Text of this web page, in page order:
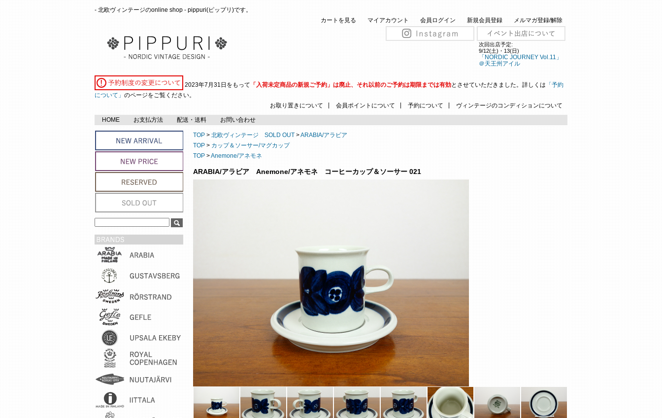
- 北欧ヴィンテージのonline shop - pippuri(ピップリ)です。
カートを見る
マイアカウント 会員ログイン 新規会員登録 メルマガ登録/解除
次回出店予定:
9/12(土)・13(日)
「NORDIC JOURNEY Vol.11」
＠天王州アイル
2023年7月31日をもって 「入荷未定商品の新規ご予約」は廃止、それ以前のご予約は期限までは有効とさせていただきました。詳しくは 「予約
について」 のページをご覧ください。
お取り置きについて
会員ポイントについて 予約について ヴィンテージのコンディションについて
HOME お支払方法 配送・送料 お問い合わせ
TOP > 北欧ヴィンテージ SOLD OUT >ARABIA/アラビア
TOP > カップ＆ソーサー/マグカップ
TOP >Anemone/アネモネ
ARABIA/アラビア Anemone/アネモネ コーヒーカップ＆ソーサー 021